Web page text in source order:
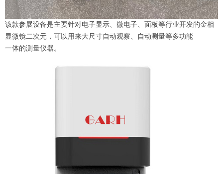
该款参展设备是主要针对电子显示、微电子、面板等行业开发的金相
显微镜二次元，可以用来大尺寸自动观察、自动测量等多功能
一体的测量仪器。